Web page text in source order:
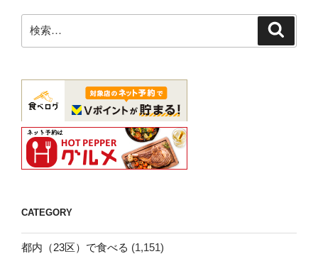
索:
CATEGORY
都内（23区）で食べる (1,151)